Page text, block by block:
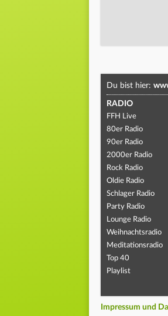
Du bist hier:
RADIO
FFH Live
80er Radio
90er Radio
2000er Radio
Rock Radio
Oldie Radio
Schlager Radio
Party Radio
Lounge Radio
Weihnachtsradio
Meditationsradio
Top 40
Playlist
Impressum und